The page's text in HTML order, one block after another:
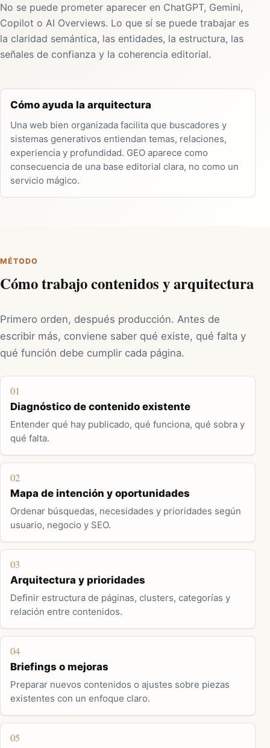
No se puede prometer aparecer en ChatGPT, Gemini,
Copilot o AI Overviews. Lo que sí se puede trabajar es
la claridad semántica, las entidades, la estructura, las
señales de confianza y la coherencia editorial.
Cómo ayuda la arquitectura
Una web bien organizada facilita que buscadores y
sistemas generativos entiendan temas, relaciones,
experiencia y profundidad. GEO aparece como
consecuencia de una base editorial clara, no como un
servicio mágico.
MÉTODO
Cómo trabajo contenidos y arquitectura
Primero orden, después producción. Antes de
escribir más, conviene saber qué existe, qué falta y
qué función debe cumplir cada página.
01
Diagnóstico de contenido existente
Entender qué hay publicado, qué funciona, qué sobra y
qué falta.
02
Mapa de intención y oportunidades
Ordenar búsquedas, necesidades y prioridades según
usuario, negocio y SEO.
03
Arquitectura y prioridades
Definir estructura de páginas, clusters, categorías y
relación entre contenidos.
04
Briefings o mejoras
Preparar nuevos contenidos o ajustes sobre piezas
existentes con un enfoque claro.
05